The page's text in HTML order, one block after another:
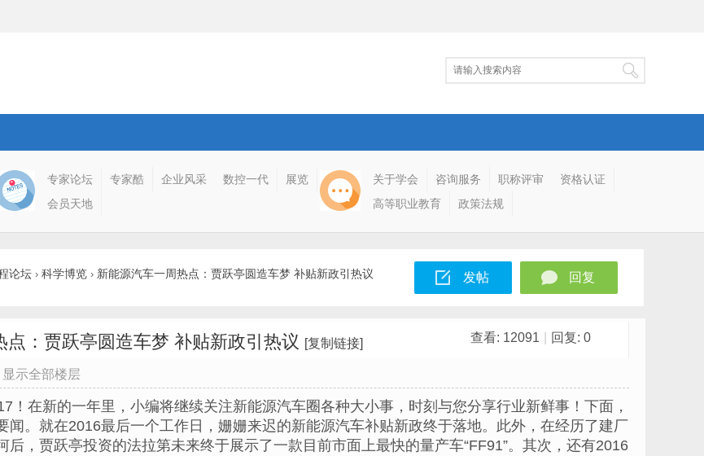
专家论坛 专家酷 企业风采 数控一代
展览
会员天地
关于学会 咨询服务 职称评审
资格认证
高等职业教育
政策法规
论坛 › 科学博览 › 新能源汽车一周热点：贾跃亭圆造车梦 补贴新政引热议 发帖 回复
点：贾跃亭圆造车梦 补贴新政引热议 [复制链接] 查看: 12091 回复: 0
显示全部楼层
！在新的一年里，小编将继续关注新能源汽车圈各种大小事，时刻与您分享行业新鲜事！下面，
闻。就在2016最后一个工作日，姗姗来迟的新能源汽车补贴新政终于落地。此外，在经历了建厂
后，贾跃亭投资的法拉第未来终于展示了一款目前市面上最快的量产车“FF91”。其次，还有2016